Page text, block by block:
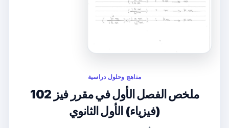
مناهج وحلول دراسية
ملخص الفصل الأول في مقرر فيز 102
(فيزياء) الأول الثانوي